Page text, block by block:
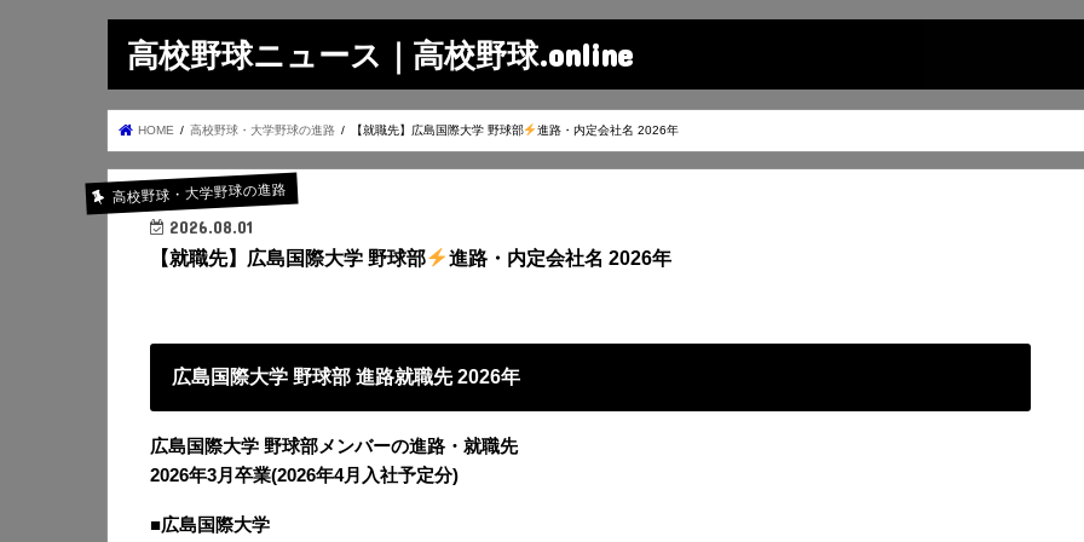
高校野球ニュース｜高校野球.online
HOME 高校野球・大学野球の進路 【就職先】広島国際大学 野球部 進路・内定会社名 2026年
高校野球・大学野球の進路
2026.08.01
【就職先】広島国際大学 野球部 進路・内定会社名 2026年
広島国際大学 野球部 進路就職先 2026年
広島国際大学 野球部メンバーの進路・就職先
2026年3月卒業(2026年4月入社予定分)
■広島国際大学